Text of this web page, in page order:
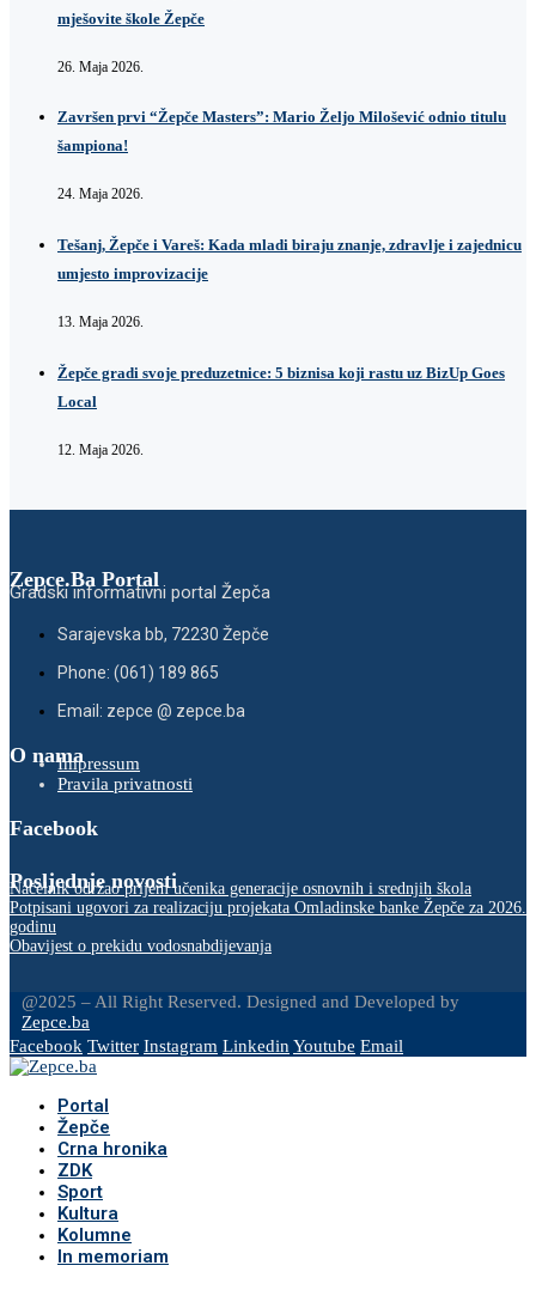
mješovite škole Žepče
26. Maja 2026.
Završen prvi “Žepče Masters”: Mario Željo Milošević odnio titulu
šampiona!
24. Maja 2026.
Tešanj, Žepče i Vareš: Kada mladi biraju znanje, zdravlje i zajednicu
umjesto improvizacije
13. Maja 2026.
Žepče gradi svoje preduzetnice: 5 biznisa koji rastu uz BizUp Goes
Local
12. Maja 2026.
Zepce.Ba Portal
Gradski informativni portal Žepča
Sarajevska bb, 72230 Žepče
Phone: (061) 189 865
Email: zepce @ zepce.ba
O namaImpressum
Pravila privatnosti
Facebook
Posljednje novosti
Načelnik održao prijem učenika generacije osnovnih i srednjih škola
Potpisani ugovori za realizaciju projekata Omladinske banke Žepče za 2026.
godinu
Obavijest o prekidu vodosnabdijevanja
@2025 – All Right Reserved. Designed and Developed by
Zepce.ba
Facebook Twitter Instagram Linkedin Youtube Email
Portal
Žepče
Crna hronika
ZDK
Sport
Kultura
Kolumne
In memoriam